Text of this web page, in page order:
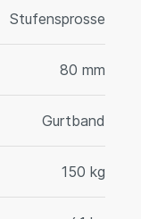
Stufensprosse
80 mm
Gurtband
150 kg